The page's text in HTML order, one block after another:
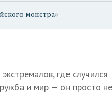
монстра»
где случился
и мир — он просто